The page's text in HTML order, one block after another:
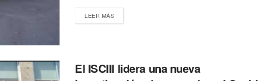
LEER MÁSDETAILS
El ISCIII lidera una nueva